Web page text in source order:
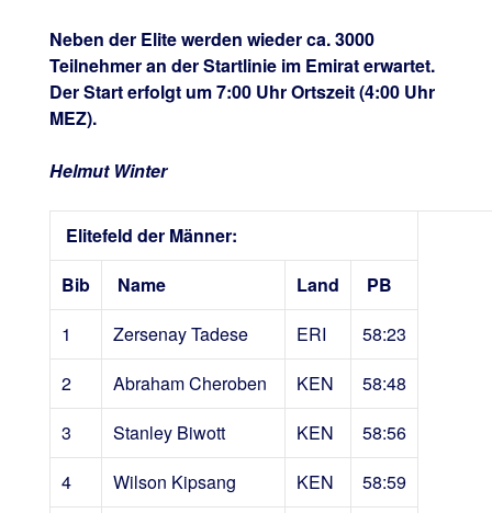
Neben der Elite werden wieder ca. 3000
Teilnehmer an der Startlinie im Emirat erwartet.
Der Start erfolgt um 7:00 Uhr Ortszeit (4:00 Uhr
MEZ).
Helmut Winter
Elitefeld der Männer:
Bib
Name Land
PB
1
Zersenay Tadese ERI
58:23
2
Abraham Cheroben KEN
58:48
3
Stanley Biwott KEN
58:56
4
Wilson Kipsang KEN
58:59